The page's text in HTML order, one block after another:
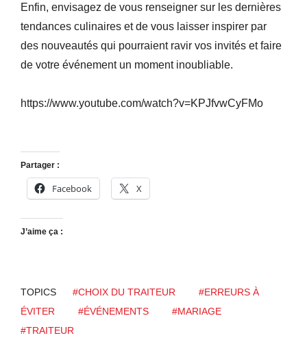
Enfin, envisagez de vous renseigner sur les dernières
tendances culinaires et de vous laisser inspirer par
des nouveautés qui pourraient ravir vos invités et faire
de votre événement un moment inoubliable.
https://www.youtube.com/watch?v=KPJfvwCyFMo
Partager :
Facebook X
J’aime ça :
TOPICS #CHOIX DU TRAITEUR
#ERREURS À
ÉVITER
#ÉVÉNEMENTS
#MARIAGE
#TRAITEUR